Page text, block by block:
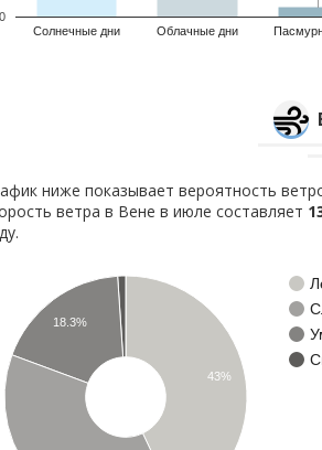
Солнечные дни Облачные дни
0
ниже показывает вероятность
ветра в Вене в июле составляет
43%
18.3%